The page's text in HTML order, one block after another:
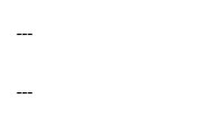
---
---